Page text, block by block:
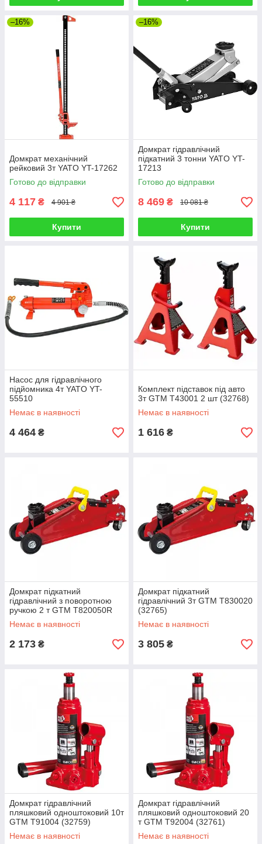
–16%
Домкрат механічний
рейковий 3т YATO YT-17262
Готово до відправки
4 117 ₴ 4 901 ₴
Купити
–16%
Домкрат гідравлічний
підкатний 3 тонни YATO YT-
17213
Готово до відправки
8 469 ₴ 10 081 ₴
Купити
Насос для гідравлічного
підйомника 4т YATO YT-
55510
Немає в наявності
4 464 ₴
Комплект підставок під авто
3т GTM T43001 2 шт (32768)
Немає в наявності
1 616 ₴
Домкрат підкатний
гідравлічний з поворотною
ручкою 2 т GTM T820050R
(32764)
Немає в наявності
2 173 ₴
Домкрат підкатний
гідравлічний 3т GTM T830020
(32765)
Немає в наявності
3 805 ₴
Домкрат гідравлічний
пляшковий одноштоковий 10т
GTM Т91004 (32759)
Немає в наявності
Домкрат гідравлічний
пляшковий одноштоковий 20
т GTM Т92004 (32761)
Немає в наявності